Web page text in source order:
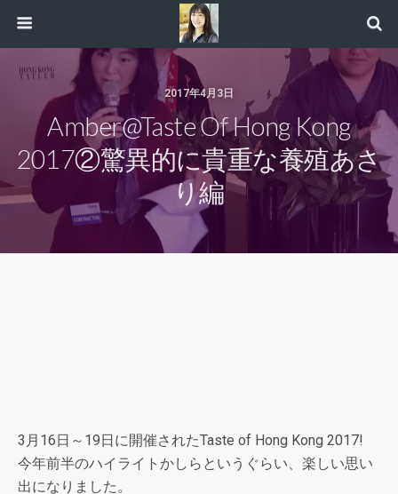
2017年4月3日
Amber@Taste Of Hong Kong
2017②驚異的に貴重な養殖あさ
り編
3月16日～19日に開催されたTaste of Hong Kong 2017!
今年前半のハイライトかしらというぐらい、楽しい思い
出になりました。